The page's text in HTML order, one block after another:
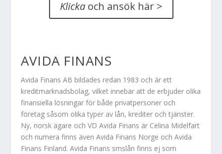
Klickaoch ansök här >
AVIDA FINANS
Avida Finans AB bildades redan 1983 och är ett
kreditmarknadsbolag, vilket innebär att de erbjuder olika
finansiella lösningar för både privatpersoner och
företag såsom olika typer av lån, krediter och tjänster.
Ny, norsk ägare och VD Avida Finans är Celina Midelfart
och numera finns även Avida Finans Norge och Avida
Finans Finland. Avida Finans smslån finns ej som